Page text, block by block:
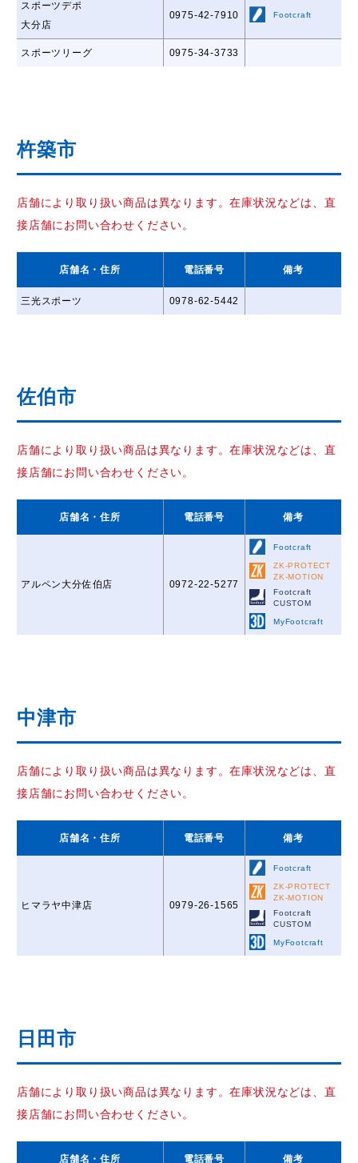
スポーツデポ
大分店
0975-42-7910 Footcraft
スポーツリーグ 0975-34-3733
杵築市
店舗により取り扱い商品は異なります。在庫状況などは、直
接店舗にお問い合わせください。
店舗名 ・住所 電話番号 備考
三光スポーツ 0978-62-5442
佐伯市
店舗により取り扱い商品は異なります。在庫状況などは、直
接店舗にお問い合わせください。
店舗名 ・住所 電話番号 備考
アルペン大分佐伯店 0972-22-5277
Footcraft
ZK-PROTECT
ZK-MOTION
Footcraft
CUSTOM
MyFootcraft
中津市
店舗により取り扱い商品は異なります。在庫状況などは、直
接店舗にお問い合わせください。
店舗名 ・住所 電話番号 備考
ヒマラヤ中津店 0979-26-1565
Footcraft
ZK-PROTECT
ZK-MOTION
Footcraft
CUSTOM
MyFootcraft
日田市
店舗により取り扱い商品は異なります。在庫状況などは、直
接店舗にお問い合わせください。
店舗名 ・住所 電話番号 備考